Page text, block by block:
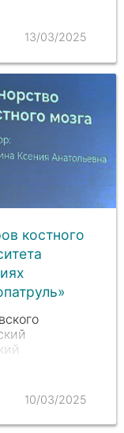
13/03/2025
костного
цель
о
10/03/2025